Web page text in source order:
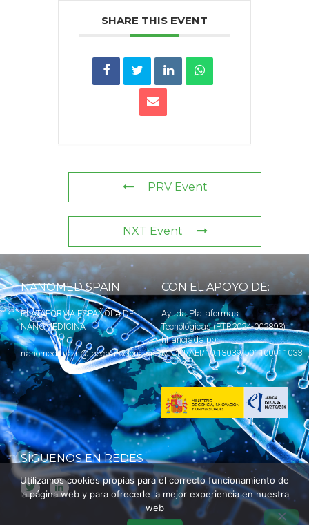
SHARE THIS EVENT
PRV Event
NXT Event
NANOMED SPAIN
PLATAFORMA ESPAÑOLA DE
NANOMEDICINA
nanomedspain@ibecbarcelona.eu
CON EL APOYO DE:
Ayuda Plataformas
Tecnológicas (PTR2024-002893)
financiada por
MICIU/AEI/10.13039/501100011033
SÍGUENOS EN REDES
Utilizamos cookies propias para el correcto funcionamiento de
la página web y para ofrecerle la mejor experiencia en nuestra
web